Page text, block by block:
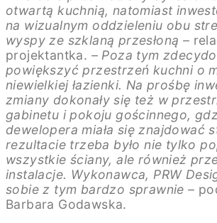
otwartą kuchnią, natomiast
na wizualnym oddzieleniu obu
wyspy ze szklaną przesłoną –
projektantka. – Poza tym
powiększyć przestrzeń kuchni o
niewielkiej łazienki. Na prośbę
zmiany dokonały się też w
gabinetu i pokoju gościnnego,
dewelopera miała się znajdować
rezultacie trzeba było nie tylko
wszystkie ściany, ale również
instalacje. Wykonawca, PRW
sobie z tym bardzo sprawnie –
Barbara Godawska.